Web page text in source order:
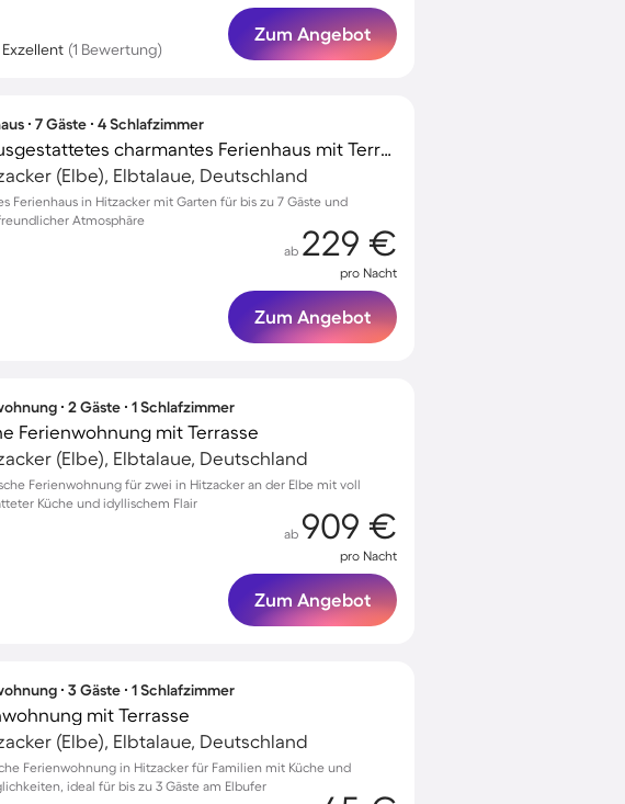
Exzellent (1 Bewertung)
Zum Angebot
∙ 7 Gäste ∙ 4 Schlafzimmer
Voll ausgestattetes charmantes Ferienhaus mit Terrasse und Garten | Haustierfreundlich
(Elbe), Elbtalaue, Deutschland
Ferienhaus in Hitzacker mit Garten für bis zu 7 Gäste und
Atmosphäre
ab 229 €
pro Nacht
Zum Angebot
∙ 2 Gäste ∙ 1 Schlafzimmer
Ferienwohnung mit Terrasse
(Elbe), Elbtalaue, Deutschland
Ferienwohnung für zwei in Hitzacker an der Elbe mit voll
Küche und idyllischem Flair
ab 909 €
pro Nacht
Zum Angebot
∙ 3 Gäste ∙ 1 Schlafzimmer
mit Terrasse
(Elbe), Elbtalaue, Deutschland
Ferienwohnung in Hitzacker für Familien mit Küche und
ideal für bis zu 3 Gäste am Elbufer